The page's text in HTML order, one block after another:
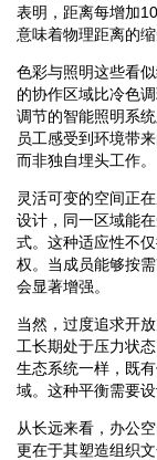
表明，距离每增加
意味着物理距离的
色彩与照明这些看
的协作区域比冷色
调节的智能照明系
员工感受到环境带
而非独自埋头工作。
灵活可变的空间正
设计，同一区域能
式。这种适应性不
权。当成员能够按
会显著增强。
当然，过度追求开
工长期处于压力状
生态系统一样，既
域。这种平衡需要
从长远来看，办公
更在于其塑造组织